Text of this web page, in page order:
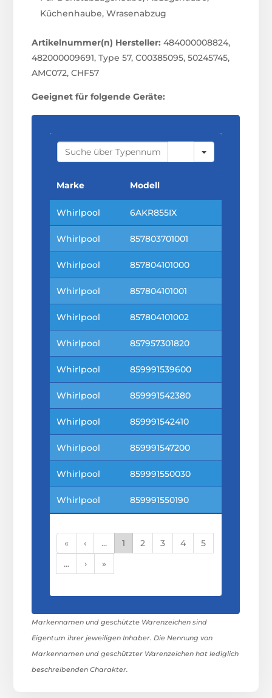
Küchenhaube, Wrasenabzug
Artikelnummer(n) Hersteller: 484000008824,
482000009691, Type 57, C00385095, 50245745,
AMC072, CHF57
Geeignet für folgende Geräte:
S
A
C
H
Marke Modell
Whirlpool 6AKR855IX
Whirlpool 857803701001
Whirlpool 857804101000
Whirlpool 857804101001
Whirlpool 857804101002
Whirlpool 857957301820
Whirlpool 859991539600
Whirlpool 859991542380
Whirlpool 859991542410
Whirlpool 859991547200
Whirlpool 859991550030
Whirlpool 859991550190
« ‹ ... 1 2 3 4
5
...
› »
Markennamen und geschützte Warenzeichen sind
Eigentum ihrer jeweiligen Inhaber. Die Nennung von
Markennamen und geschützter Warenzeichen hat lediglich
beschreibenden Charakter.